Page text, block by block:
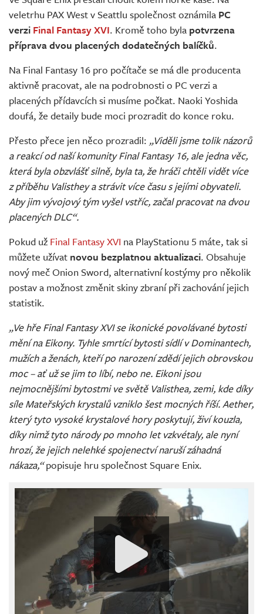
Živě
veletrhu PAX West v Seattlu společnost oznámila PC
verzi Final Fantasy XVI. Kromě toho byla potvrzena
příprava dvou placených dodatečných balíčků.
Na Final Fantasy 16 pro počítače se má dle producenta
aktivně pracovat, ale na podrobnosti o PC verzi a
placených přídavcích si musíme počkat. Naoki Yoshida
doufá, že detaily bude moci prozradit do konce roku.
Přesto přece jen něco prozradil: „Viděli jsme tolik názorů
a reakcí od naší komunity Final Fantasy 16, ale jedna věc,
která byla obzvlášť silně, byla ta, že hráči chtěli vidět více
z příběhu Valisthey a strávit více času s jejími obyvateli.
Aby jim vývojový tým vyšel vstříc, začal pracovat na dvou
placených DLC“.
Pokud už Final Fantasy XVI na PlayStationu 5 máte, tak si
můžete užívat novou bezplatnou aktualizaci. Obsahuje
nový meč Onion Sword, alternativní kostýmy pro několik
postav a možnost změnit skiny zbraní při zachování jejich
statistik.
„Ve hře Final Fantasy XVI se ikonické povolávané bytosti
mění na Eikony. Tyhle smrtící bytosti sídlí v Dominantech,
mužích a ženách, kteří po narození zdědí jejich obrovskou
moc – ať už se jim to líbí, nebo ne. Eikoni jsou
nejmocnějšími bytostmi ve světě Valisthea, zemi, kde díky
síle Mateřských krystalů vzniklo šest mocných říší. Aether,
který tyto vysoké krystalové hory poskytují, živí kouzla,
díky nimž tyto národy po mnoho let vzkvétaly, ale nyní
hrozí, že jejich nelehké spojenectví naruší záhadná
nákaza,“popisuje hru společnost Square Enix.